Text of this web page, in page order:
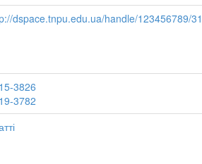
dspace.tnpu.edu.ua/handle/123456789/
3826
3782